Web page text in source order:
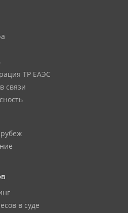
ТР ЕАЭС
связи
в суде